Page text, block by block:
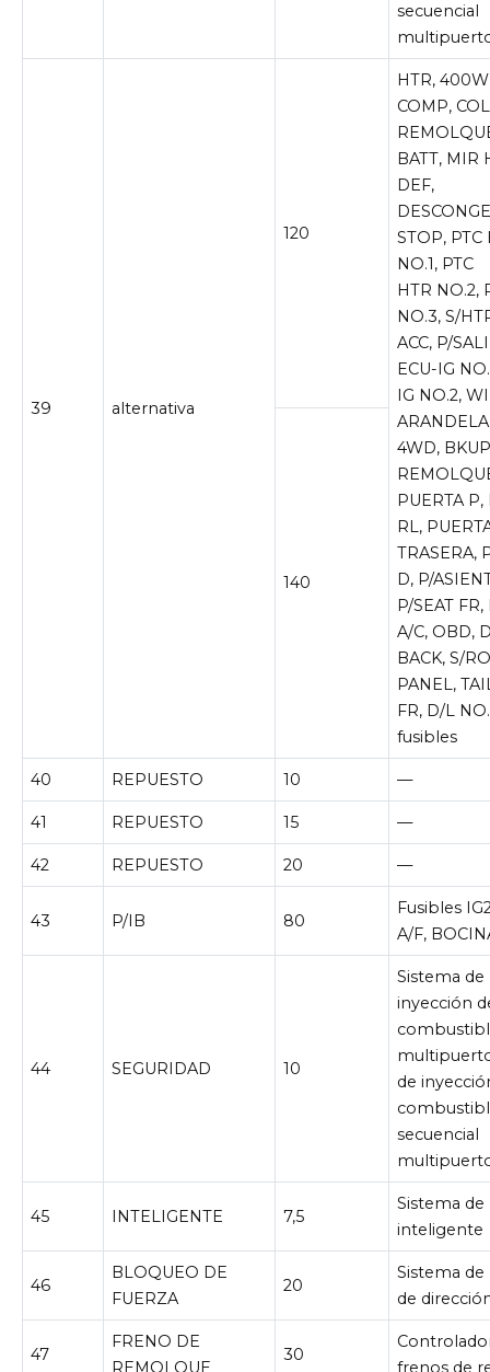
secuencial
39 alternativa
120
HTR,
COMP,
BATT, MIR
DEF,
STOP, PTC
NO.1, PTC
HTR NO.2,
NO.3, S/
ACC, P/
ECU-IG
IG NO.2,
4WD,
PUERTA P,
RL,
TRASERA,
D, P/
P/SEAT
A/C, OBD,
BACK, S/
PANEL,
FR, D/L
fusibles
140
40 REPUESTO 10 —
41 REPUESTO 15 —
42 REPUESTO 20 —
43 P/IB 80
Fusibles
A/F,
44 SEGURIDAD 10
Sistema de
inyección
de
secuencial
45 INTELIGENTE 7,5
Sistema de
inteligente
46
BLOQUEO DE
FUERZA
20
Sistema
de
47
FRENO DE
REMOLQUE
30
frenos de